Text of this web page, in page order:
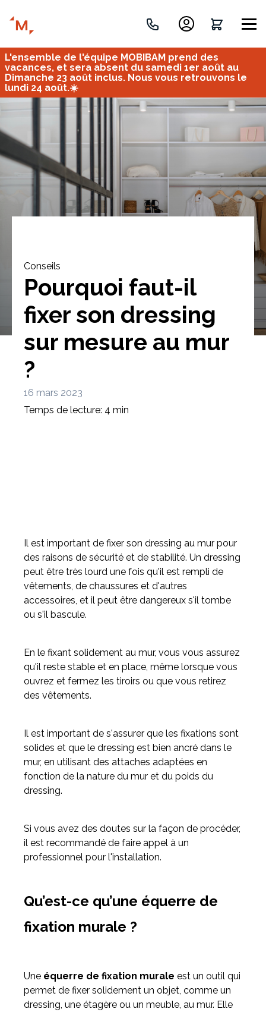
Inspirez-vous du catalogue
Personnalisez nos modèles pour créer le meuble qui vous
ressemble.
Bibliothèque Meuble tv Dressing
Meuble d'angle
Créez votre projet de A à Z
L'ensemble de l'équipe MOBIBAM prend des
vacances, et sera absent du samedi 1er août au
Dimanche 23 août inclus. Nous vous retrouvons le
lundi 24 août.☀️
Conseils
Pourquoi faut-il
fixer son dressing
sur mesure au mur
?
16 mars 2023
Temps de lecture: 4 min
Il est important de fixer son dressing au mur pour
des raisons de sécurité et de stabilité. Un dressing
peut être très lourd une fois qu'il est rempli de
vêtements, de chaussures et d'autres
accessoires, et il peut être dangereux s'il tombe
ou s'il bascule.
En le fixant solidement au mur, vous vous assurez
qu'il reste stable et en place, même lorsque vous
ouvrez et fermez les tiroirs ou que vous retirez
des vêtements.
Il est important de s'assurer que les fixations sont
solides et que le dressing est bien ancré dans le
mur, en utilisant des attaches adaptées en
fonction de la nature du mur et du poids du
dressing.
Si vous avez des doutes sur la façon de procéder,
il est recommandé de faire appel à un
professionnel pour l'installation.
Qu’est-ce qu’une équerre de
fixation murale ?
Une équerre de fixation murale est un outil qui
permet de fixer solidement un objet, comme un
dressing, une étagère ou un meuble, au mur. Elle